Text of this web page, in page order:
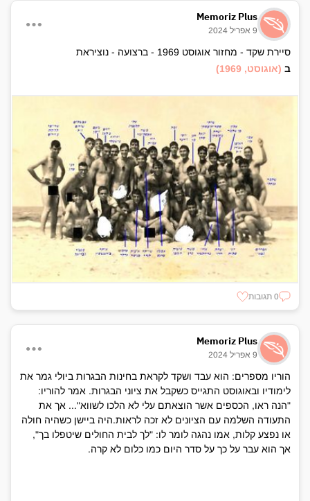
Memoriz Plus
9 אפריל 2024
סיירת שקד - מחזור אוגוסט 1969 - ברצועה - נוציראת
ב (אוגוסט, 1969)
0 תגובות
Memoriz Plus
9 אפריל 2024
הוריו מספרים: הוא עבד ושקד לקראת בחינות הבגרות ביולי גמר את
לימודיו ובאוגוסט התגייס כשקבל את ציוני הבגרות. אמר להוריו:
"הנה ראו, הכספים אשר הוצאתם עלי לא הלכו לשווא"... אך את
התעודה השלמה עם הציונים לא זכה לראות.היה ביישן כשהיה חולה
או נפצע קלות, אמו נהגה לומר לו: "לך לבית החולים שיטפלו בך",
אך הוא עבר על כך על סדר היום כמו כלום לא קרה.